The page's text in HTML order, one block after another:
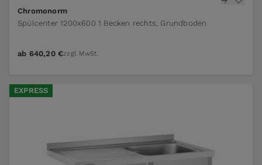
Chromonorm
Spülcenter 1200x600 1 Becken rechts, Grundboden
ab 640,20 €zzgl. MwSt.
EXPRESS